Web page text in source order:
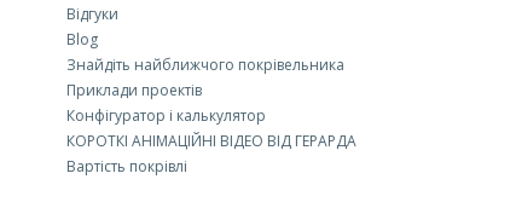
Відгуки
Blog
Знайдіть найближчого покрівельника
Приклади проектів
Конфігуратор і калькулятор
КОРОТКІ АНІМАЦІЙНІ ВІДЕО ВІД ГЕРАРДА
Вартість покрівлі